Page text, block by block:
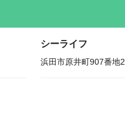
シーライフ
浜田市原井町907番地2